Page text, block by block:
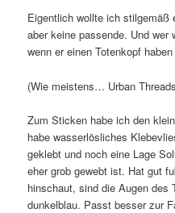
Eigentlich wollte ich
aber keine passende. Und wer
wenn er einen Totenkopf
(Wie meistens… Urban
Zum Sticken habe ich den
habe wasserlösliches
geklebt und noch eine Lage
eher grob gewebt ist. Hat gut
hinschaut, sind die Augen des
dunkelblau. Passt besser zur